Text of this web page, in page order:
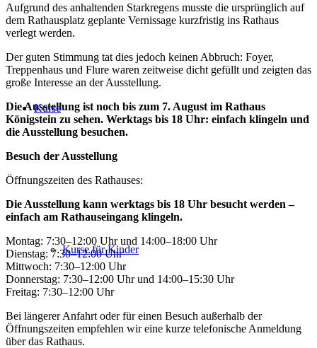
Kurse
Kurse für Kinder
Aufgrund des anhaltenden Starkregens musste die ursprünglich auf
dem Rathausplatz geplante Vernissage kurzfristig ins Rathaus
verlegt werden.
Der guten Stimmung tat dies jedoch keinen Abbruch: Foyer,
Treppenhaus und Flure waren zeitweise dicht gefüllt und zeigten das
große Interesse an der Ausstellung.
Die Ausstellung ist noch bis zum 7. August im Rathaus
Königstein zu sehen. Werktags bis 18 Uhr: einfach klingeln und
die Ausstellung besuchen.
Besuch der Ausstellung
Öffnungszeiten des Rathauses:
Die Ausstellung kann werktags bis 18 Uhr besucht werden –
einfach am Rathauseingang klingeln.
Montag: 7:30–12:00 Uhr und 14:00–18:00 Uhr
Dienstag: 7:30–12:00 Uhr
Mittwoch: 7:30–12:00 Uhr
Donnerstag: 7:30–12:00 Uhr und 14:00–15:30 Uhr
Freitag: 7:30–12:00 Uhr
Bei längerer Anfahrt oder für einen Besuch außerhalb der
Öffnungszeiten empfehlen wir eine kurze telefonische Anmeldung
über das Rathaus.